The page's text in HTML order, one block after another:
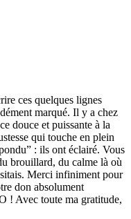
ces quelques lignes
marqué. Il y a chez
douce et puissante à la
qui touche en plein
: ils ont éclairé. Vous
brouillard, du calme là où
Merci infiniment pour
don absolument
! Avec toute ma gratitude,